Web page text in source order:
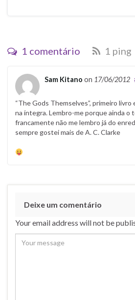
1 comentário 1 ping
Sam Kitano on 17/06/2012
“The Gods Themselves”, primeiro livro
na íntegra. Lembro-me porque ainda o
francamente não me lembro já do
sempre gostei mais de A. C. Clarke
Deixe um comentário
Your email address will not be